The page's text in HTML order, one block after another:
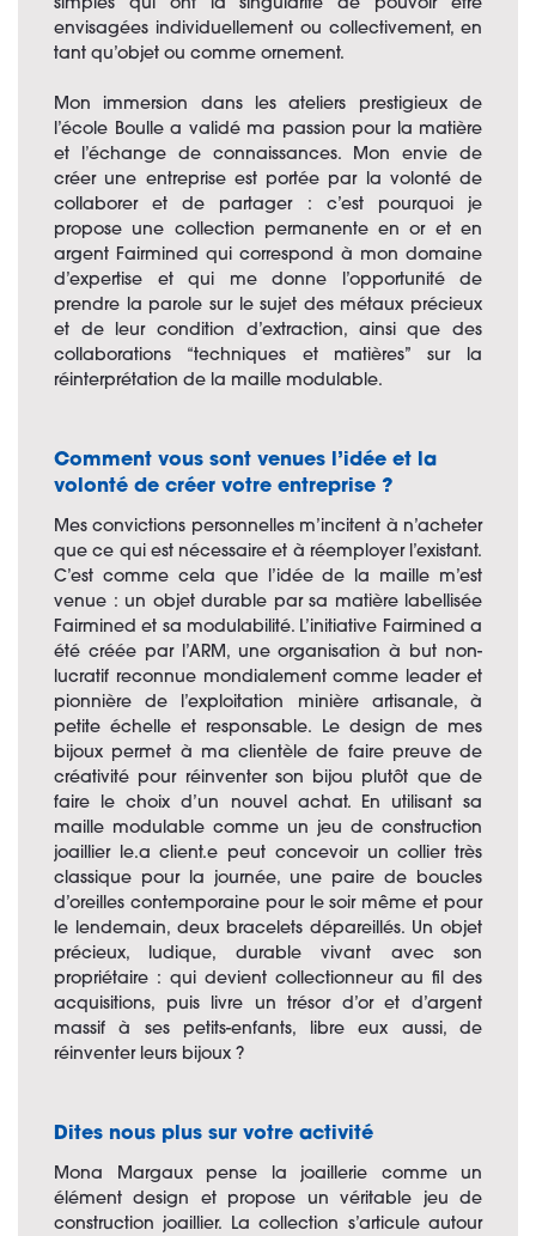
simples qui ont la singularité de pouvoir être
envisagées individuellement ou collectivement, en
tant qu’objet ou comme ornement.
Mon immersion dans les ateliers prestigieux de
l’école Boulle a validé ma passion pour la matière
et l’échange de connaissances. Mon envie de
créer une entreprise est portée par la volonté de
collaborer et de partager : c’est pourquoi je
propose une collection permanente en or et en
argent Fairmined qui correspond à mon domaine
d’expertise et qui me donne l’opportunité de
prendre la parole sur le sujet des métaux précieux
et de leur condition d’extraction, ainsi que des
collaborations “techniques et matières” sur la
réinterprétation de la maille modulable.
Comment vous sont venues l’idée et la
volonté de créer votre entreprise ?
Mes convictions personnelles m’incitent à n’acheter
que ce qui est nécessaire et à réemployer l’existant.
C’est comme cela que l’idée de la maille m’est
venue : un objet durable par sa matière labellisée
Fairmined et sa modulabilité. L’initiative Fairmined a
été créée par l’ARM, une organisation à but non-
lucratif reconnue mondialement comme leader et
pionnière de l’exploitation minière artisanale, à
petite échelle et responsable. Le design de mes
bijoux permet à ma clientèle de faire preuve de
créativité pour réinventer son bijou plutôt que de
faire le choix d’un nouvel achat. En utilisant sa
maille modulable comme un jeu de construction
joaillier le.a client.e peut concevoir un collier très
classique pour la journée, une paire de boucles
d’oreilles contemporaine pour le soir même et pour
le lendemain, deux bracelets dépareillés. Un objet
précieux, ludique, durable vivant avec son
propriétaire : qui devient collectionneur au fil des
acquisitions, puis livre un trésor d’or et d’argent
massif à ses petits-enfants, libre eux aussi, de
réinventer leurs bijoux ?
Dites nous plus sur votre activité
Mona Margaux pense la joaillerie comme un
élément design et propose un véritable jeu de
construction joaillier. La collection s’articule autour